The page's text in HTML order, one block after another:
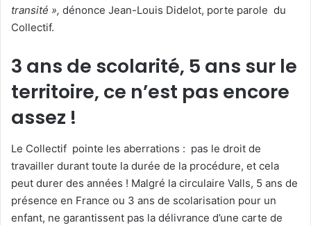
transité », dénonce Jean-Louis Didelot, porte parole du
Collectif.
3 ans de scolarité, 5 ans sur le
territoire, ce n’est pas encore
assez !
Le Collectif pointe les aberrations : pas le droit de
travailler durant toute la durée de la procédure, et cela
peut durer des années ! Malgré la circulaire Valls, 5 ans de
présence en France ou 3 ans de scolarisation pour un
enfant, ne garantissent pas la délivrance d’une carte de